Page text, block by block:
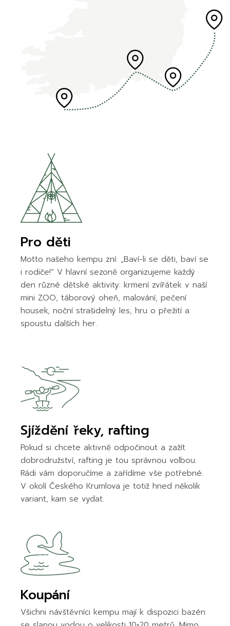
Pro děti
Motto našeho kempu zní: „Baví-li se děti, baví se
i rodiče!“ V hlavní sezoně organizujeme každý
den různé dětské aktivity: krmení zvířátek v naší
mini ZOO, táborový oheň, malování, pečení
housek, noční strašidelný les, hru o přežití a
spoustu dalších her.
Sjíždění řeky, rafting
Pokud si chcete aktivně odpočinout a zažít
dobrodružství, rafting je tou správnou volbou.
Rádi vám doporučíme a zařídíme vše potřebné.
V okolí Českého Krumlova je totiž hned několik
variant, kam se vydat.
Koupání
Všichni návštěvníci kempu mají k dispozici bazén